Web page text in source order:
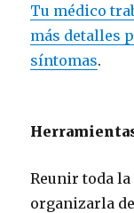
Tu médico
más detalles
síntomas.
Reunir toda
organizarla